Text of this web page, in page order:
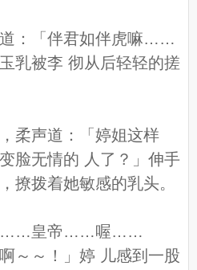
：「伴君如伴虎嘛……
乳被李 彻从后轻轻的搓
柔声道：「婷姐这样
脸无情的 人了？」伸手
撩拨着她敏感的乳头。
……皇帝……喔……
～！」婷 儿感到一股